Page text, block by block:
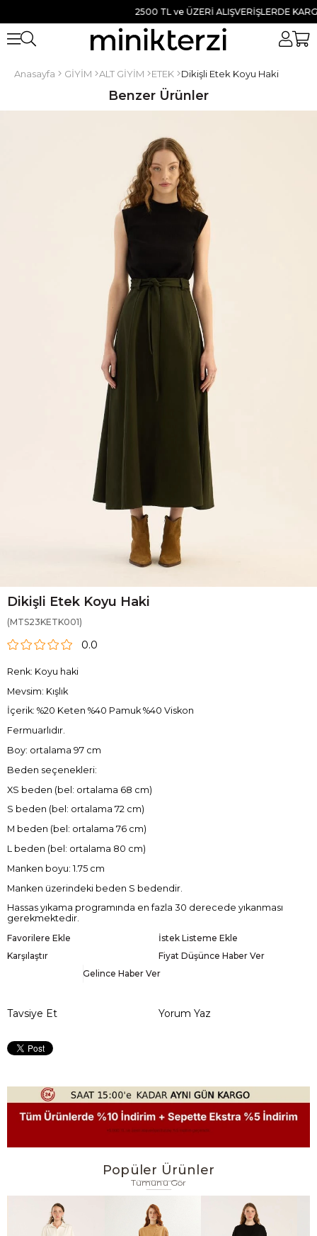
2500 TL ve ÜZERİ ALIŞVERİŞLERDE KARGO
Anasayfa GİYİM ALT GİYİM ETEK Dikişli Etek Koyu Haki
Benzer Ürünler
Dikişli Etek Koyu Haki
(MTS23KETK001)
0.0
Renk: Koyu haki
Mevsim: Kışlık
İçerik: %20 Keten %40 Pamuk %40 Viskon
Fermuarlıdır.
Boy: ortalama 97 cm
Beden seçenekleri:
XS beden (bel: ortalama 68 cm)
S beden (bel: ortalama 72 cm)
M beden (bel: ortalama 76 cm)
L beden (bel: ortalama 80 cm)
Manken boyu: 1.75 cm
Manken üzerindeki beden S bedendir.
Hassas yıkama programında en fazla 30 derecede yıkanması
gerekmektedir.
Favorilere Ekle
İstek Listeme Ekle
Karşılaştır
Fiyat Düşünce Haber Ver
Gelince Haber Ver
Tavsiye Et Yorum Yaz
Popüler Ürünler
Tümünü Gör